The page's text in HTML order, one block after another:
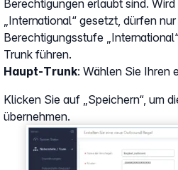
Show larger version
Berechtigungen erlaubt sind.
„International“ gesetzt, dürfen
Berechtigungsstufe
Trunk führen.
Haupt-Trunk: Wählen Sie Ihren
Klicken Sie auf „Speichern“, um
übernehmen.